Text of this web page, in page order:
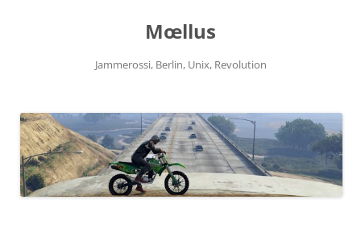
Mœllus
Jammerossi, Berlin, Unix, Revolution